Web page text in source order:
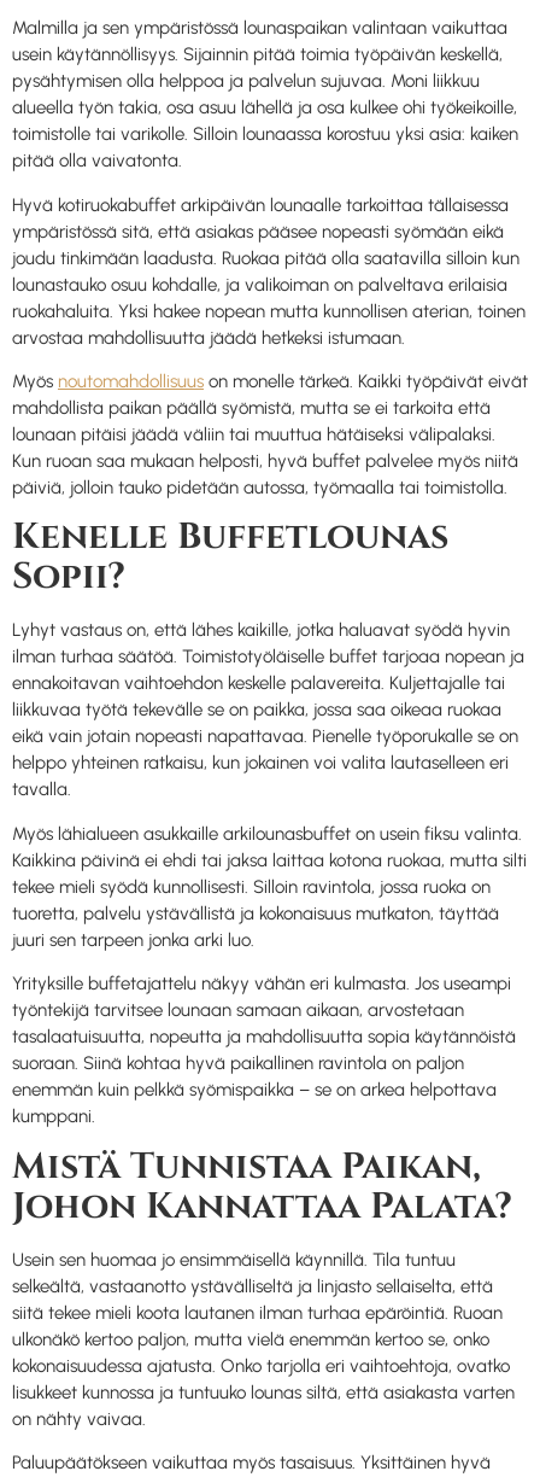
Malmilla ja sen ympäristössä lounaspaikan valintaan vaikuttaa
usein käytännöllisyys. Sijainnin pitää toimia työpäivän keskellä,
pysähtymisen olla helppoa ja palvelun sujuvaa. Moni liikkuu
alueella työn takia, osa asuu lähellä ja osa kulkee ohi työkeikoille,
toimistolle tai varikolle. Silloin lounaassa korostuu yksi asia: kaiken
pitää olla vaivatonta.
Hyvä kotiruokabuffet arkipäivän lounaalle tarkoittaa tällaisessa
ympäristössä sitä, että asiakas pääsee nopeasti syömään eikä
joudu tinkimään laadusta. Ruokaa pitää olla saatavilla silloin kun
lounastauko osuu kohdalle, ja valikoiman on palveltava erilaisia
ruokahaluita. Yksi hakee nopean mutta kunnollisen aterian, toinen
arvostaa mahdollisuutta jäädä hetkeksi istumaan.
Myös noutomahdollisuus on monelle tärkeä. Kaikki työpäivät eivät
mahdollista paikan päällä syömistä, mutta se ei tarkoita että
lounaan pitäisi jäädä väliin tai muuttua hätäiseksi välipalaksi.
Kun ruoan saa mukaan helposti, hyvä buffet palvelee myös niitä
päiviä, jolloin tauko pidetään autossa, työmaalla tai toimistolla.
Kenelle Buffetlounas
Sopii?
Lyhyt vastaus on, että lähes kaikille, jotka haluavat syödä hyvin
ilman turhaa säätöä. Toimistotyöläiselle buffet tarjoaa nopean ja
ennakoitavan vaihtoehdon keskelle palavereita. Kuljettajalle tai
liikkuvaa työtä tekevälle se on paikka, jossa saa oikeaa ruokaa
eikä vain jotain nopeasti napattavaa. Pienelle työporukalle se on
helppo yhteinen ratkaisu, kun jokainen voi valita lautaselleen eri
tavalla.
Myös lähialueen asukkaille arkilounasbuffet on usein fiksu valinta.
Kaikkina päivinä ei ehdi tai jaksa laittaa kotona ruokaa, mutta silti
tekee mieli syödä kunnollisesti. Silloin ravintola, jossa ruoka on
tuoretta, palvelu ystävällistä ja kokonaisuus mutkaton, täyttää
juuri sen tarpeen jonka arki luo.
Yrityksille buffetajattelu näkyy vähän eri kulmasta. Jos useampi
työntekijä tarvitsee lounaan samaan aikaan, arvostetaan
tasalaatuisuutta, nopeutta ja mahdollisuutta sopia käytännöistä
suoraan. Siinä kohtaa hyvä paikallinen ravintola on paljon
enemmän kuin pelkkä syömispaikka – se on arkea helpottava
kumppani.
Mistä Tunnistaa Paikan,
Johon Kannattaa Palata?
Usein sen huomaa jo ensimmäisellä käynnillä. Tila tuntuu
selkeältä, vastaanotto ystävälliseltä ja linjasto sellaiselta, että
siitä tekee mieli koota lautanen ilman turhaa epäröintiä. Ruoan
ulkonäkö kertoo paljon, mutta vielä enemmän kertoo se, onko
kokonaisuudessa ajatusta. Onko tarjolla eri vaihtoehtoja, ovatko
lisukkeet kunnossa ja tuntuuko lounas siltä, että asiakasta varten
on nähty vaivaa.
Paluupäätökseen vaikuttaa myös tasaisuus. Yksittäinen hyvä